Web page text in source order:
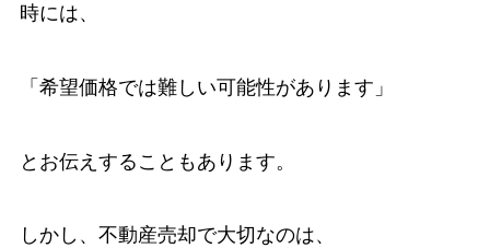
時には、
「希望価格では難しい可能性があります」
とお伝えすることもあります。
しかし、不動産売却で大切なのは、